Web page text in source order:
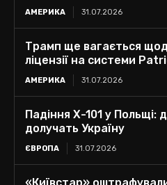
АМЕРИКА 31.07.2026
Трамп ще вагається
ліцензії на системи
АМЕРИКА 31.07.2026
Падіння Х-101 у Польщі:
долучать Україну
ЄВРОПА 31.07.2026